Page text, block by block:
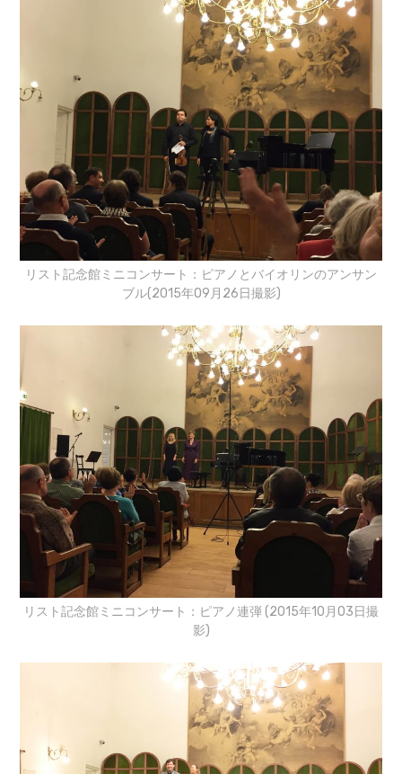
リスト記念館ミニコンサート：ピアノとバイオリンのアンサン
ブル(2015年09月26日撮影)
リスト記念館ミニコンサート：ピアノ連弾 (2015年10月03日撮
影)